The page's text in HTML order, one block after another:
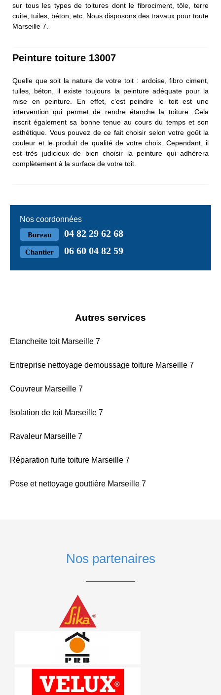
sur tous les types de toitures dont le fibrociment, tôle, terre
cuite, tuiles, béton, etc. Nous disposons des travaux pour toute
Marseille 7.
Peinture toiture 13007
Quelle que soit la nature de votre toit : ardoise, fibro ciment,
tuiles, béton, il existe toujours la peinture adéquate pour la
mise en peinture. En effet, c’est peindre le toit est une
intervention qui permet de rendre étanche la toiture. Cela
inscrit également sa bonne tenue au cours du temps et son
esthétique. Vous pouvez de ce fait choisir selon votre goût la
couleur et le produit de qualité de votre choix. Cependant, il
est très judicieux de bien choisir la peinture qui adhèrera
complètement à la surface de votre toit.
Nos coordonnées
Bureau 04 82 29 62 68
Chantier 06 60 04 82 59
Autres services
Etancheite toit Marseille 7
Entreprise nettoyage demoussage toiture Marseille 7
Couvreur Marseille 7
Isolation de toit Marseille 7
Ravaleur Marseille 7
Réparation fuite toiture Marseille 7
Pose et nettoyage gouttière Marseille 7
Nos partenaires